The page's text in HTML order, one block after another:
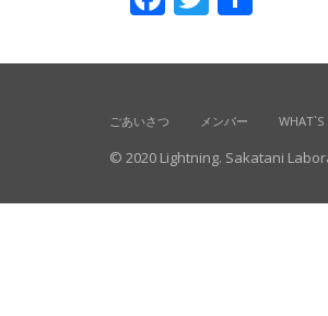
ごあいさつ メンバー WHAT`S
© 2020 Lightning. Sakatani